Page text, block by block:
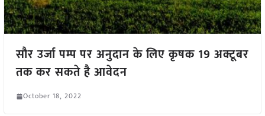
सौर उर्जा पम्प पर अनुदान के लिए कृषक 19 अक्टूबर
तक कर सकते है आवेदन
October 18, 2022